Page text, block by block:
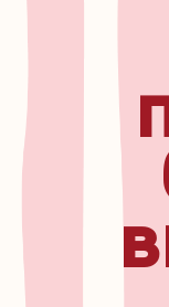
бесплатный звонок
узнавайте первыми
новинках,
мероприятиях,